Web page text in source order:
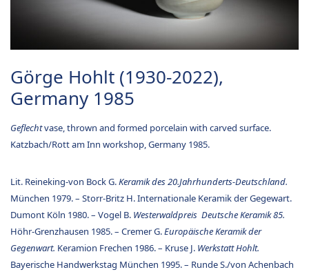
Görge Hohlt (1930-2022),
Germany 1985
Geflechtvase, thrown and formed porcelain with carved surface.
Katzbach/Rott am Inn workshop, Germany 1985.
Lit. Reineking-von Bock G.Keramik des 20.Jahrhunderts-Deutschland.
München 1979. – Storr-Britz H. Internationale Keramik der Gegewart.
Dumont Köln 1980. – Vogel B. Westerwaldpreis Deutsche Keramik 85.
Höhr-Grenzhausen 1985. – Cremer G.Europäische Keramik der
Gegenwart. Keramion Frechen 1986. – Kruse J. Werkstatt Hohlt.
Bayerische Handwerkstag München 1995. – Runde S./von Achenbach